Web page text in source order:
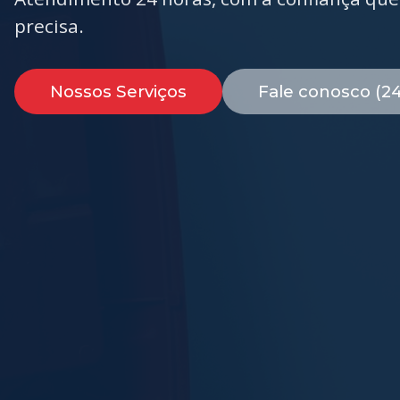
precisa.
Nossos Serviços Fale conosco